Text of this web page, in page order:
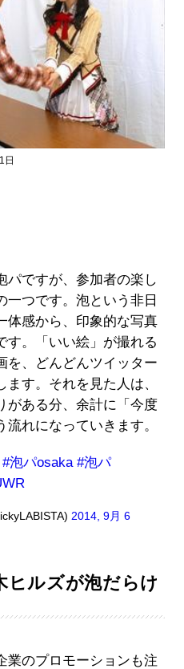
日
パですが、参加者の楽し
一つです。泡という非日
体感から、印象的な写真
す。「いい絵」が撮れる
を、どんどんツイッター
す。それを見た人は、
がある分、余計に「今度
れになっていきます。
#泡パosaka #泡パ
2014, 9月 6
ヒルズが泡だらけ
業のプロモーションも注